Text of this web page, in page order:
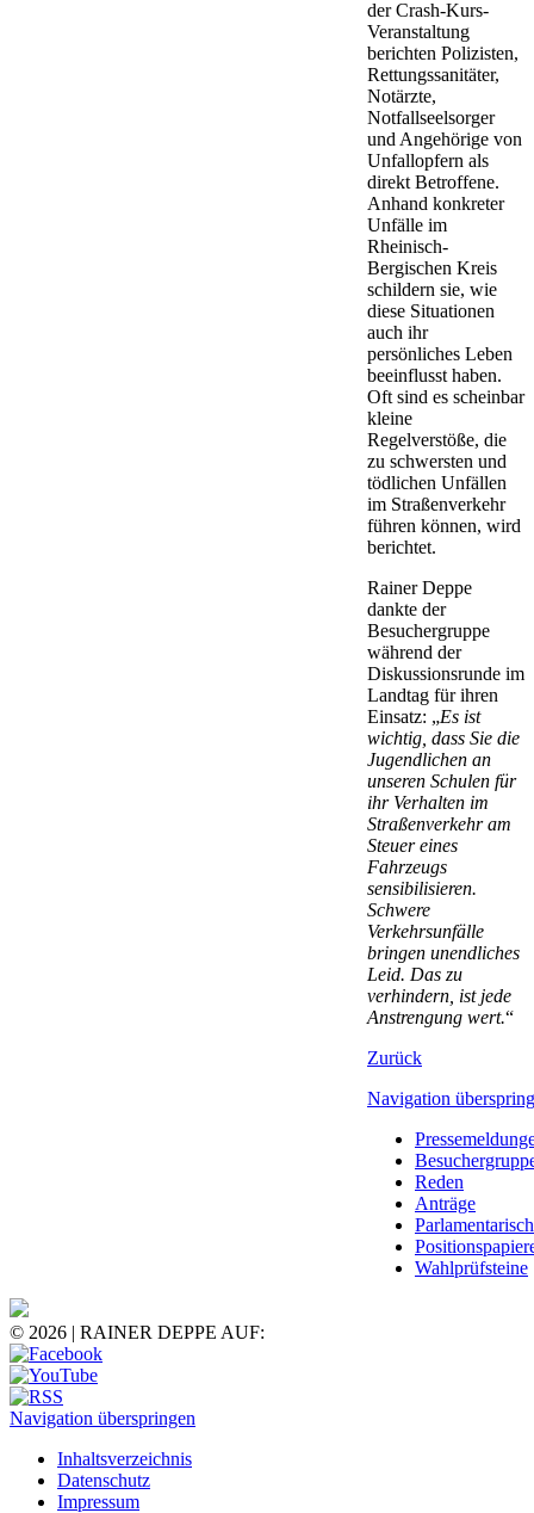
der Crash-Kurs-
Veranstaltung
berichten Polizisten,
Rettungssanitäter,
Notärzte,
Notfallseelsorger
und Angehörige von
Unfallopfern als
direkt Betroffene.
Anhand konkreter
Unfälle im
Rheinisch-
Bergischen Kreis
schildern sie, wie
diese Situationen
auch ihr
persönliches Leben
beeinflusst haben.
Oft sind es scheinbar
kleine
Regelverstöße, die
zu schwersten und
tödlichen Unfällen
im Straßenverkehr
führen können, wird
berichtet.
Rainer Deppe
dankte der
Besuchergruppe
während der
Diskussionsrunde im
Landtag für ihren
Einsatz: „Es ist
wichtig, dass Sie die
Jugendlichen an
unseren Schulen für
ihr Verhalten im
Straßenverkehr am
Steuer eines
Fahrzeugs
sensibilisieren.
Schwere
Verkehrsunfälle
bringen unendliches
Leid. Das zu
verhindern, ist jede
Anstrengung wert.“
Zurück
Navigation
Reden
Anträge
Wahlprüfsteine
© 2026 | RAINER DEPPE AUF:
Navigation überspringen
Inhaltsverzeichnis
Datenschutz
Impressum